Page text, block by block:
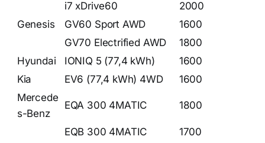
i7 xDrive60
2000
Genesis
GV60 Sport AWD
1600
GV70 Electrified AWD
1800
Hyundai
IONIQ 5 (77,4 kWh)
1600
Kia
EV6 (77,4 kWh) 4WD
1600
Mercede
s-Benz
EQA 300 4MATIC 1800
EQB 300 4MATIC
1700